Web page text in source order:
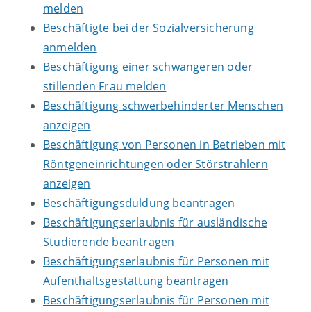
melden
Beschäftigte bei der Sozialversicherung
anmelden
Beschäftigung einer schwangeren oder
stillenden Frau melden
Beschäftigung schwerbehinderter Menschen
anzeigen
Beschäftigung von Personen in Betrieben mit
Röntgeneinrichtungen oder Störstrahlern
anzeigen
Beschäftigungsduldung beantragen
Beschäftigungserlaubnis für ausländische
Studierende beantragen
Beschäftigungserlaubnis für Personen mit
Aufenthaltsgestattung beantragen
Beschäftigungserlaubnis für Personen mit